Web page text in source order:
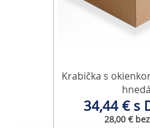
Krabička s
hnedá
34,44 € s
28,00 €